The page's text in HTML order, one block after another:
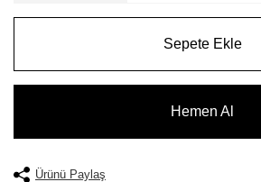
Sepete Ekle
Hemen Al
Ürünü Paylaş